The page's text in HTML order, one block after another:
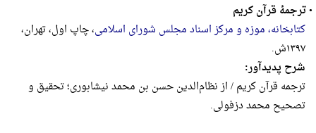
•ترجمۀ قرآن کریم
کتابخانه، موزه و مرکز اسناد مجلس شورای اسلامی، چاپ اول، تهران،
۱۳۹۷ش.
شرح پدیدآور:
ترجمه قرآن کریم / از نظام‌الدین حسن بن محمد نیشابوری؛ تحقیق و
تصحیح محمد دزفولی.